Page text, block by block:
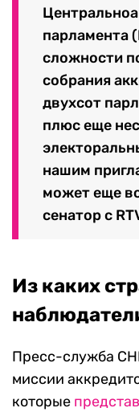
парламента
сложности
собрания
двухсот
плюс еще
нашим
может еще
сенатор с
Из каких
Пресс-служба
миссии
которые